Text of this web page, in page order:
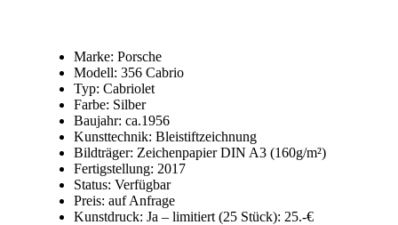
Marke: Porsche
Modell: 356 Cabrio
Typ: Cabriolet
Farbe: Silber
Baujahr: ca.1956
Kunsttechnik: Bleistiftzeichnung
Bildträger: Zeichenpapier DIN A3 (160g/m²)
Fertigstellung: 2017
Status: Verfügbar
Preis: auf Anfrage
Kunstdruck: Ja – limitiert (25 Stück): 25.-€